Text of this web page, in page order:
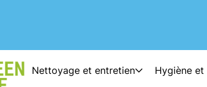
Nettoyage et entretien Hygiène